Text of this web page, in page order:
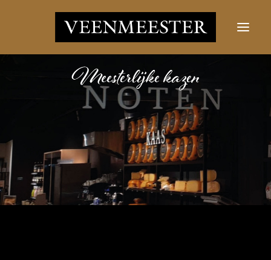
LES FROMAGES
SE CONNECTER
Rechercher: Bouton Rechercher